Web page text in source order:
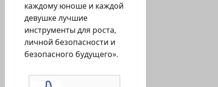
каждому юноше и каждой
девушке лучшие
инструменты для роста,
личной безопасности и
безопасного будущего».